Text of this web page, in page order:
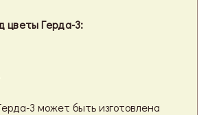
цветы Герда-3:
3 может быть изготовлена